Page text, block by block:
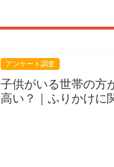
子供がいる世帯の方
高い？｜ふりかけに
アンケート調査